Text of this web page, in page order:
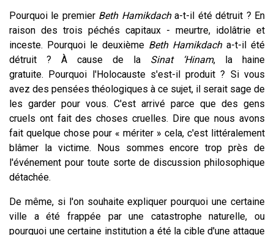
Pourquoi le premier Beth Hamikdacha-t-il été détruit ? En
raison des trois péchés capitaux - meurtre, idolâtrie et
inceste. Pourquoi le deuxième Beth Hamikdacha-t-il été
détruit ? À cause de la Sinat ‘Hinam, la haine
gratuite. Pourquoi l'Holocauste s'est-il produit ? Si vous
avez des pensées théologiques à ce sujet, il serait sage de
les garder pour vous. C'est arrivé parce que des gens
cruels ont fait des choses cruelles. Dire que nous avons
fait quelque chose pour « mériter » cela, c'est littéralement
blâmer la victime. Nous sommes encore trop près de
l'événement pour toute sorte de discussion philosophique
détachée.
De même, si l'on souhaite expliquer pourquoi une certaine
ville a été frappée par une catastrophe naturelle, ou
pourquoi une certaine institution a été la cible d'une attaque